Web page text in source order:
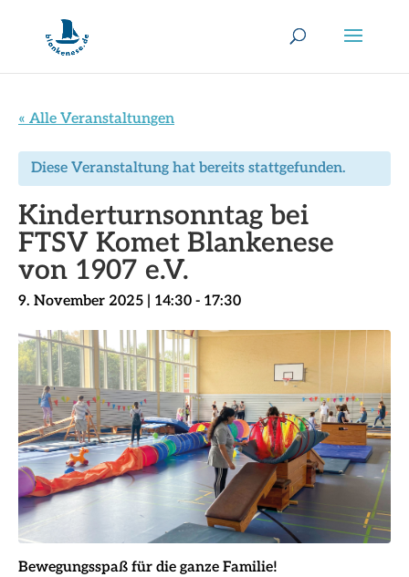
« Alle Veranstaltungen
Diese Veranstaltung hat bereits stattgefunden.
Kinderturnsonntag bei
FTSV Komet Blankenese
von 1907 e.V.
9. November 2025 | 14:30 - 17:30
Bewegungsspaß für die ganze Familie!